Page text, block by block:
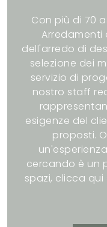
Con più di 70
Arredamenti
dell'arredo di
selezione dei
servizio di
nostro staff
esigenze del
proposti.
cercando è un
spazi, clicca qui